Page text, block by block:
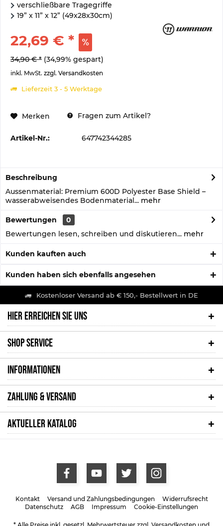
verschließbare Tragegriffe
19” x 11” x 12” (49x28x30cm)
22,69 € *
34,90 € * (34,99% gespart)
inkl. MwSt. zzgl. Versandkosten
Lieferzeit 3 - 5 Werktage
Merken Fragen zum Artikel?
Artikel-Nr.: 647742344285
Beschreibung
Aussenmaterial: Premium 600D Polyester Base Shield –
wasserabweisendes Bodenmaterial... mehr
Bewertungen
0
Bewertungen lesen, schreiben und diskutieren... mehr
Kunden kauften auch
Kunden haben sich ebenfalls angesehen
Kostenloser Versand ab € 150,- Bestellwert in DE
HIER ERREICHEN SIE UNS
SHOP SERVICE
INFORMATIONEN
ZAHLUNG & VERSAND
AKTUELLER KATALOG
Kontakt Versand und Zahlungsbedingungen
Widerrufsrecht
Datenschutz
AGB Impressum Cookie-Einstellungen